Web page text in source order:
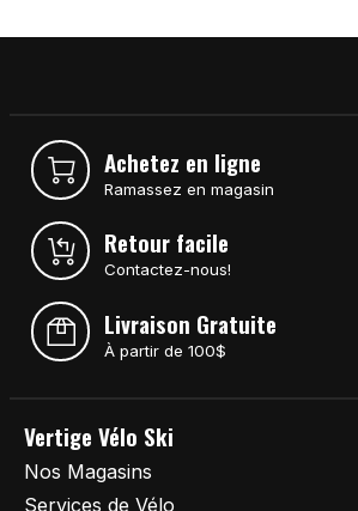
Achetez en ligne
Ramassez en magasin
Retour facile
Contactez-nous!
Livraison Gratuite
À partir de 100$
Vertige Vélo Ski
Nos Magasins
Services de Vélo